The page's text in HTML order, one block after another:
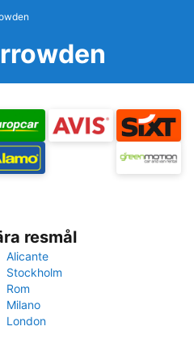
resmål
Alicante
Stockholm
Rom
Milano
London